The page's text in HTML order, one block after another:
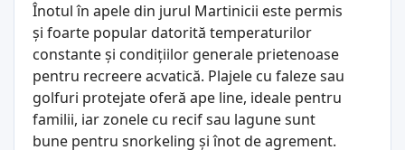
Înotul în apele din jurul Martinicii este permis
și foarte popular datorită temperaturilor
constante și condițiilor generale prietenoase
pentru recreere acvatică. Plajele cu faleze sau
golfuri protejate oferă ape line, ideale pentru
familii, iar zonele cu recif sau lagune sunt
bune pentru snorkeling și înot de agrement.